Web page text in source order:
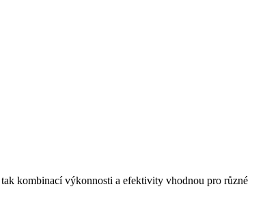
kombinací výkonnosti a efektivity vhodnou pro různé